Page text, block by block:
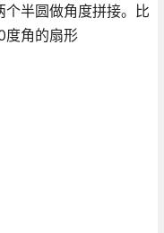
半圆做角度拼接。比
度角的扇形